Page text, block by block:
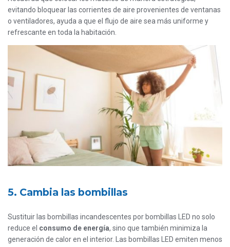
evitando bloquear las corrientes de aire provenientes de ventanas
o ventiladores, ayuda a que el flujo de aire sea más uniforme y
refrescante en toda la habitación.
5. Cambia las bombillas
Sustituir las bombillas incandescentes por bombillas LED no solo
reduce el consumo de energía, sino que también minimiza la
generación de calor en el interior. Las bombillas LED emiten menos